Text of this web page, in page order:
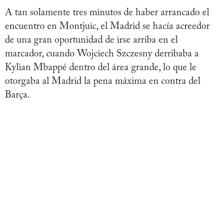
A tan solamente tres minutos de haber arrancado el
encuentro en Montjuic, el Madrid se hacía acreedor
de una gran oportunidad de irse arriba en el
marcador, cuando Wojciech Szczesny derribaba a
Kylian Mbappé dentro del área grande, lo que le
otorgaba al Madrid la pena máxima en contra del
Barça.